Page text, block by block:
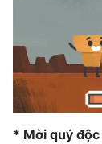
* Mời quý